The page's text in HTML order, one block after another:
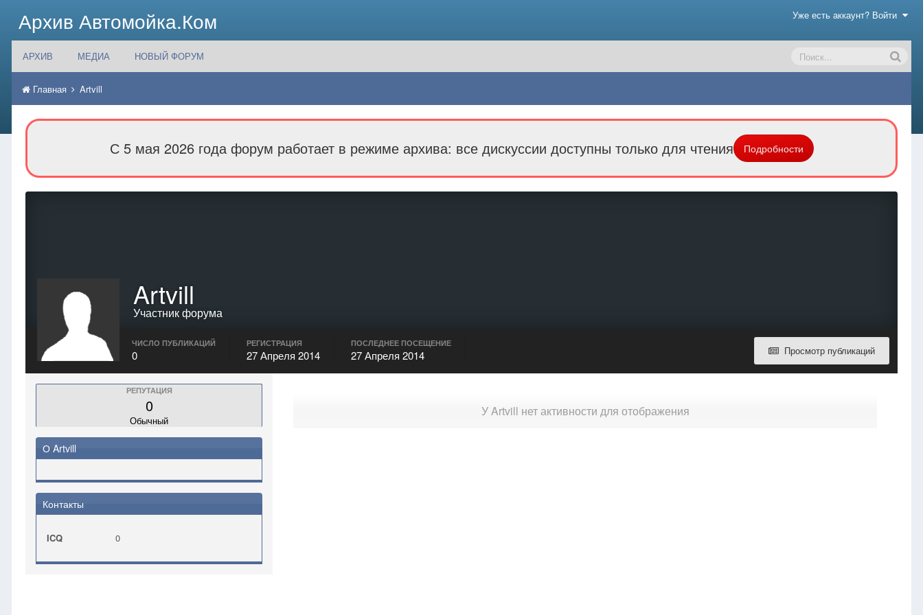
Архив Автомойка.Ком Уже есть аккаунт? Войти
АРХИВ МЕДИА НОВЫЙ ФОРУМ
Главная Artvill
С 5 мая 2026 года форум работает в режиме архива: все дискуссии доступны только для чтения Подробности
Artvill
Участник форума
Просмотр публикаций
ЧИСЛО ПУБЛИКАЦИЙ
0
РЕГИСТРАЦИЯ
27 Апреля 2014
ПОСЛЕДНЕЕ ПОСЕЩЕНИЕ
27 Апреля 2014
РЕПУТАЦИЯ
0
Обычный
О Artvill
Контакты
ICQ 0
У Artvill нет активности для отображения